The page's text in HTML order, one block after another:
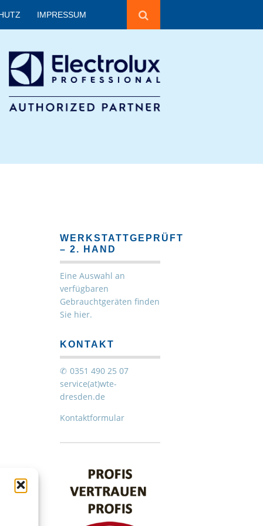
IMPRESSUM
WERKSTATTGEPRÜFT
– 2. HAND
Eine Auswahl an
verfügbaren
Gebrauchtgeräten finden
Sie hier.
KONTAKT
0351 490 25 07
service(at)wte-
dresden.de
Kontaktformular